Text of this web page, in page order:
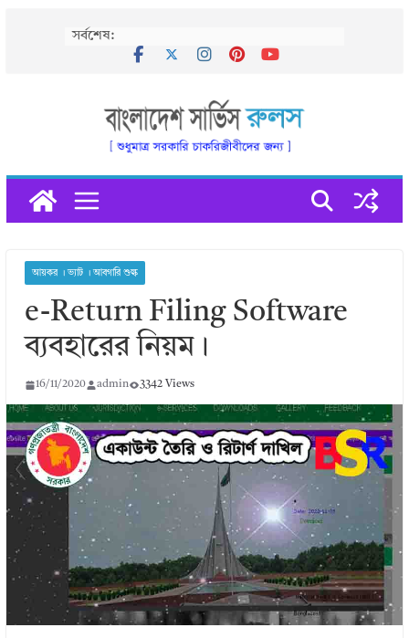
সর্বশেষ:
আয়কর । ভ্যাট । আবগারি শুল্ক
e-Return Filing Software
ব্যবহারের নিয়ম।
16/11/2020 admin 3342 Views